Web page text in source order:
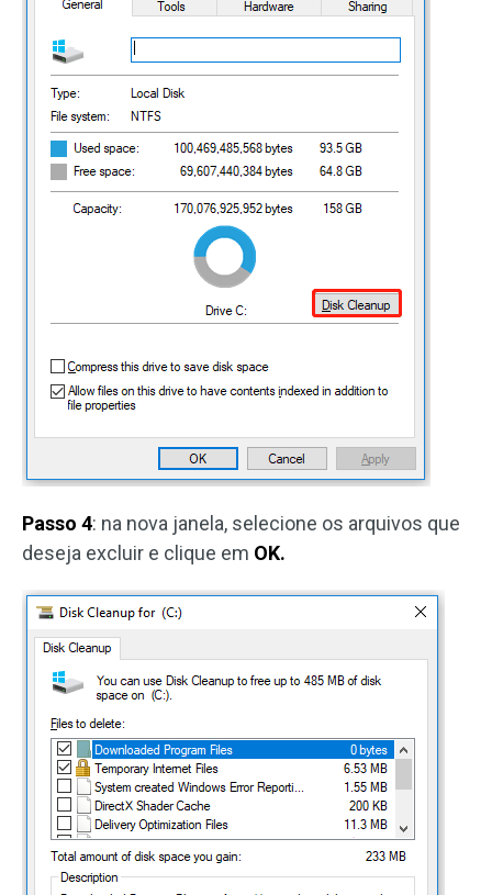
Passo 4: na nova janela, selecione os arquivos que
deseja excluir e clique em OK.